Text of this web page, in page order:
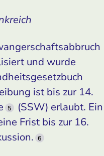
und wurde
ist bis zur 14.
5
(SSW) erlaubt. Ein
Frist bis zur 16.
6